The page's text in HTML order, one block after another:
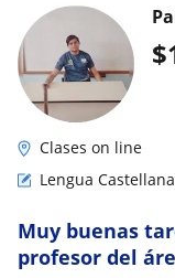
$
Clases on line
Lengua
Muy buenas
profesor del